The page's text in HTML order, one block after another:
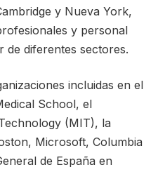
y Nueva York,
y personal
de diferentes sectores.
incluidas en el
School, el
(MIT), la
Microsoft, Columbia
de España en